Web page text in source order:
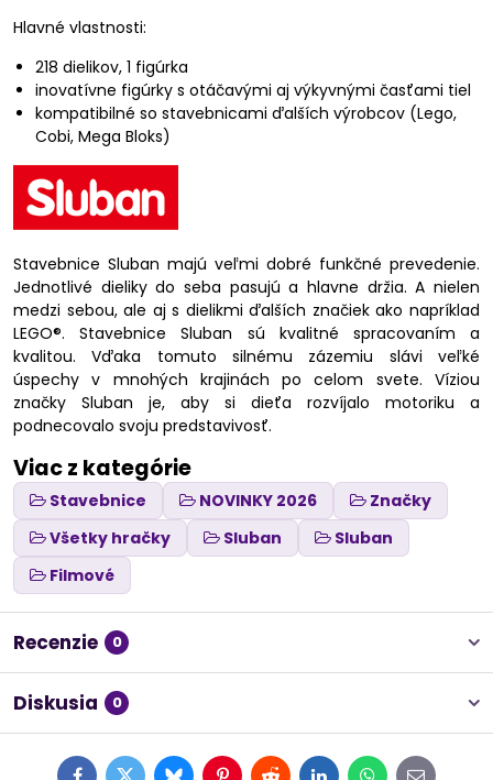
Hlavné vlastnosti:
218 dielikov, 1 figúrka
inovatívne figúrky s otáčavými aj výkyvnými časťami tiel
kompatibilné so stavebnicami ďalších výrobcov (Lego,
Cobi, Mega Bloks)
Stavebnice Sluban majú veľmi dobré funkčné prevedenie.
Jednotlivé dieliky do seba pasujú a hlavne držia. A nielen
medzi sebou, ale aj s dielikmi ďalších značiek ako napríklad
LEGO®. Stavebnice Sluban sú kvalitné spracovaním a
kvalitou. Vďaka tomuto silnému zázemiu slávi veľké
úspechy v mnohých krajinách po celom svete. Víziou
značky Sluban je, aby si dieťa rozvíjalo motoriku a
podnecovalo svoju predstavivosť.
Viac z kategórie
Stavebnice NOVINKY 2026
Značky
Všetky hračky
Sluban
Sluban
Filmové
Recenzie 0
Diskusia 0